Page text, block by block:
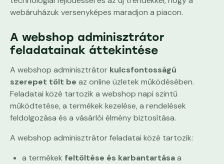
webáruházuk versenyképes maradjon a piacon.
A webshop adminisztrátor
feladatainak áttekintése
A webshop adminisztrátor kulcsfontosságú
szerepet tölt be az online üzletek működésében.
Feladatai közé tartozik a webshop napi szintű
működtetése, a termékek kezelése, a rendelések
feldolgozása és a vásárlói élmény biztosítása.
A webshop adminisztrátor feladatai közé tartozik:
a termékek feltöltése és karbantartásaa